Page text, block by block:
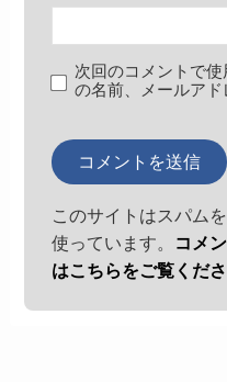
次回のコメントで
の名前、メールアド
このサイトはスパム
使っています。
コメ
はこちらをご覧くだ